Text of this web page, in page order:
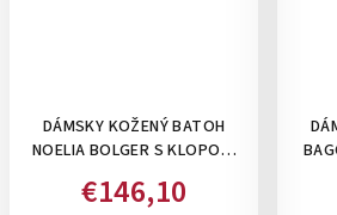
DÁMSKY KOŽENÝ BATOH
NOELIA BOLGER S KLOPOU,
€146,10